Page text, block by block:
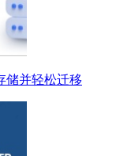
储并轻松迁移